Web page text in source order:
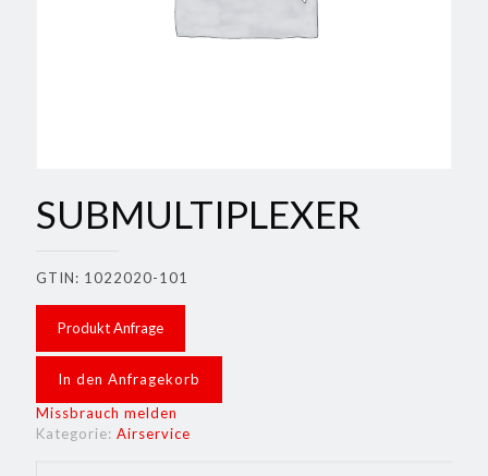
SUBMULTIPLEXER
GTIN: 1022020-101
Produkt Anfrage
In den Anfragekorb
Missbrauch melden
Kategorie: Airservice